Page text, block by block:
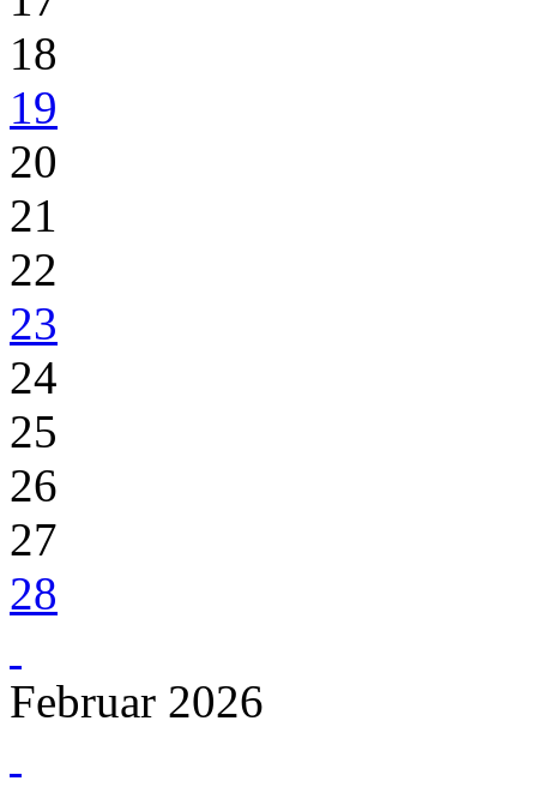
18
19
20
21
22
23
24
25
26
27
28
Februar 2026